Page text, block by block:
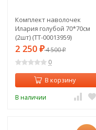
Комплект наволочек
Илария голубой 70*70см
(2шт) (TT-00013959)
2 250 ₽4 500₽
0
В корзину
В наличии